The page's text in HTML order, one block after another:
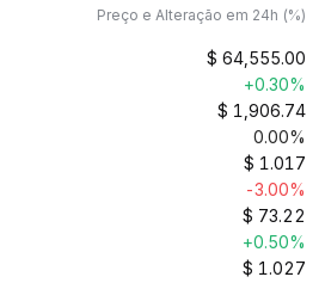
Preço e Alteração em 24h (%)
$ 64,555.00
+0.30%
$ 1,906.74
0.00%
$ 1.017
-3.00%
$ 73.22
+0.50%
$ 1.027